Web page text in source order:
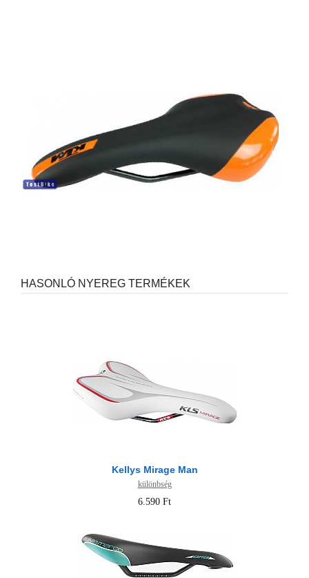
HASONLÓ NYEREG TERMÉKEK
Kellys Mirage Man
különbség
6.590 Ft